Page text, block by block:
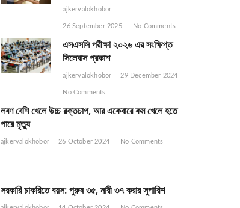
ajkervalokhobor
26 September 2025 No Comments
এসএসসি পরীক্ষা ২০২৬ এর সংক্ষিপ্ত
সিলেবাস প্রকাশ
ajkervalokhobor 29 December 2024
No Comments
লবণ বেশি খেলে উচ্চ রক্তচাপ, আর একেবারে কম খেলে হতে
পারে মৃত্যু
ajkervalokhobor 26 October 2024 No Comments
সরকারি চাকরিতে বয়স: পুরুষ ৩৫, নারী ৩৭ করার সুপারিশ